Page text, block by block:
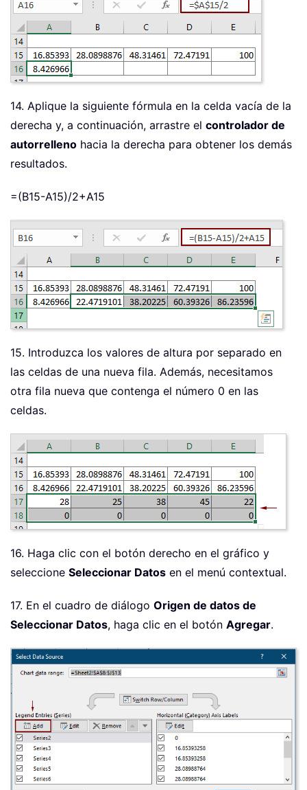
14. Aplique la siguiente fórmula en la celda vacía de la
derecha y, a continuación, arrastre el controlador de
autorrelleno hacia la derecha para obtener los demás
resultados.
=(B15-A15)/2+A15
15. Introduzca los valores de altura por separado en
las celdas de una nueva fila. Además, necesitamos
otra fila nueva que contenga el número 0 en las
celdas.
16. Haga clic con el botón derecho en el gráfico y
seleccione Seleccionar Datos en el menú contextual.
17. En el cuadro de diálogo Origen de datos de
Seleccionar Datos, haga clic en el botón Agregar.